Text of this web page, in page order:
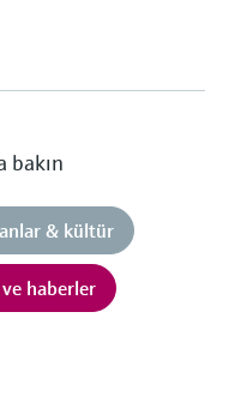
bakın
& kültür
haberler